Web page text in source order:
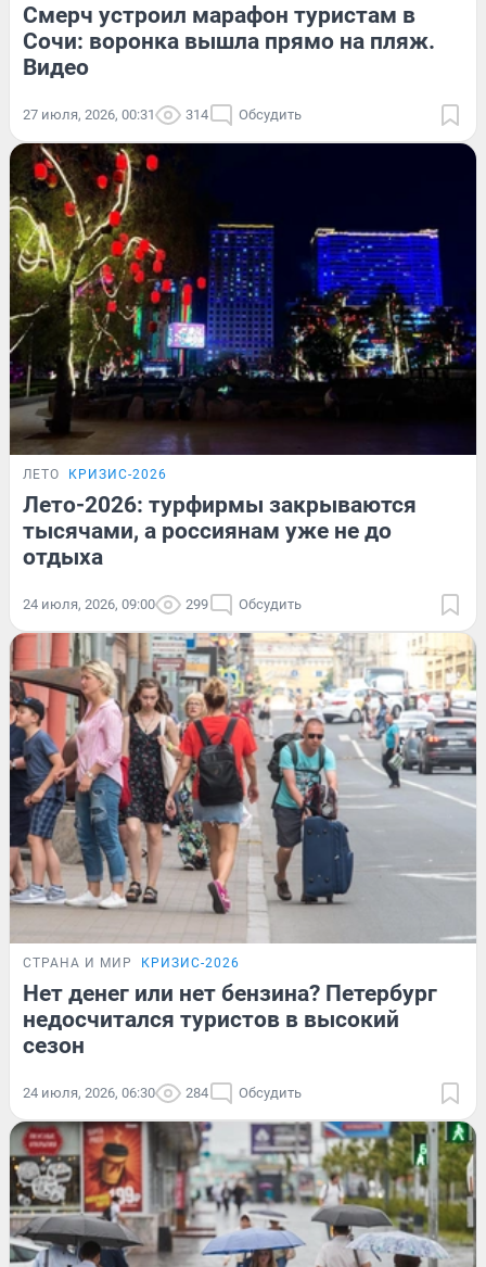
Смерч устроил марафон туристам в
Сочи: воронка вышла прямо на пляж.
Видео
27 июля, 2026, 00:31 314 Обсудить
ЛЕТО КРИЗИС-2026
Лето-2026: турфирмы закрываются
тысячами, а россиянам уже не до
отдыха
24 июля, 2026, 09:00 299 Обсудить
СТРАНА И МИР КРИЗИС-2026
Нет денег или нет бензина? Петербург
недосчитался туристов в высокий
сезон
24 июля, 2026, 06:30 284 Обсудить